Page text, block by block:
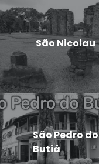
São Nicolau
São Pedro do
Butiá